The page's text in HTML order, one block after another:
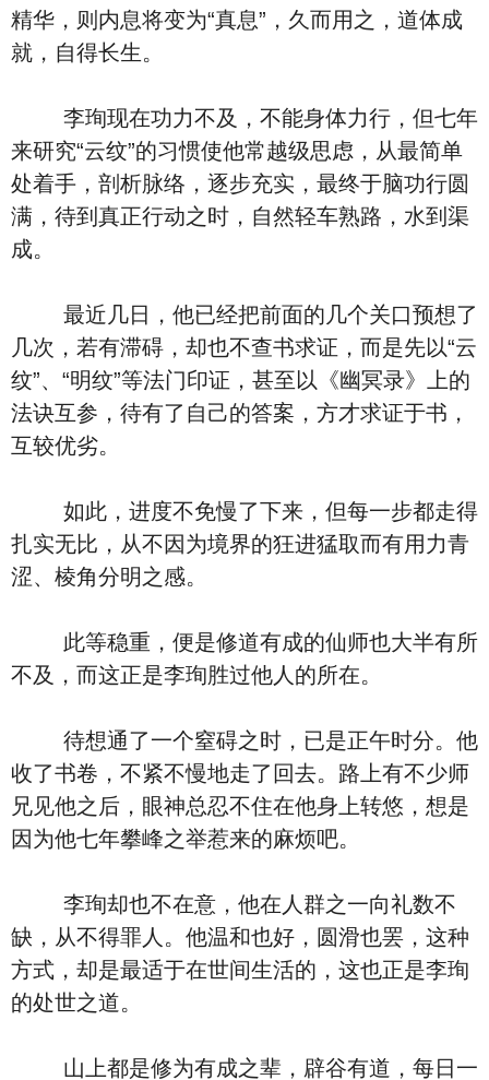
精华，则内息将变为“真息”，久而用之，道体成
就，自得长生。
李珣现在功力不及，不能身体力行，但七年
来研究“云纹”的习惯使他常越级思虑，从最简单
处着手，剖析脉络，逐步充实，最终于脑功行圆
满，待到真正行动之时，自然轻车熟路，水到渠
成。
最近几日，他已经把前面的几个关口预想了
几次，若有滞碍，却也不查书求证，而是先以“云
纹”、“明纹”等法门印证，甚至以《幽冥录》上的
法诀互参，待有了自己的答案，方才求证于书，
互较优劣。
如此，进度不免慢了下来，但每一步都走得
扎实无比，从不因为境界的狂进猛取而有用力青
涩、棱角分明之感。
此等稳重，便是修道有成的仙师也大半有所
不及，而这正是李珣胜过他人的所在。
待想通了一个窒碍之时，已是正午时分。他
收了书卷，不紧不慢地走了回去。路上有不少师
兄见他之后，眼神总忍不住在他身上转悠，想是
因为他七年攀峰之举惹来的麻烦吧。
李珣却也不在意，他在人群之一向礼数不
缺，从不得罪人。他温和也好，圆滑也罢，这种
方式，却是最适于在世间生活的，这也正是李珣
的处世之道。
山上都是修为有成之辈，辟谷有道，每日一